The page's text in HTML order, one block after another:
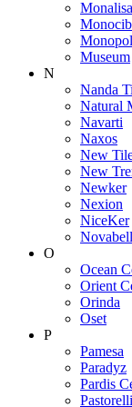
Monalisa
Museum
N
Nanda
Natural
Navarti
Naxos
New
New
Newker
Nexion
NiceKer
Novabell
O
Ocean
Orient
Orinda
Oset
P
Pamesa
Paradyz
Pardis
Pastorelli